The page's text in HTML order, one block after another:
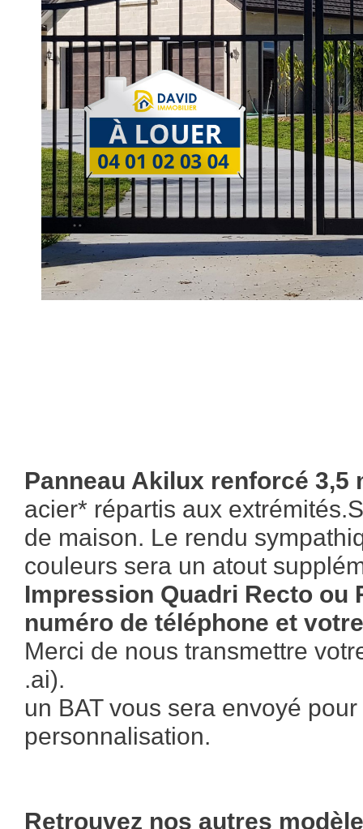
Panneau Akilux renforcé 3,5
acier* répartis aux
de maison. Le rendu
couleurs sera un atout
Impression Quadri Recto ou
numéro de téléphone et
Merci de nous transmettre
.ai).
un BAT vous sera envoyé
personnalisation.
Retrouvez nos autres